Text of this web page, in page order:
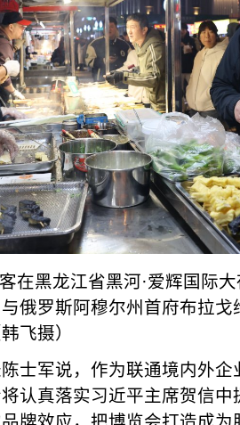
在黑龙江省黑河·爱辉国际
俄罗斯阿穆尔州首府布拉
飞摄）
士军说，作为联通境内外
认真落实习近平主席贺信